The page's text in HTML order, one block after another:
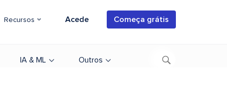
Recursos Acede Começa grátis
IA & ML Outros